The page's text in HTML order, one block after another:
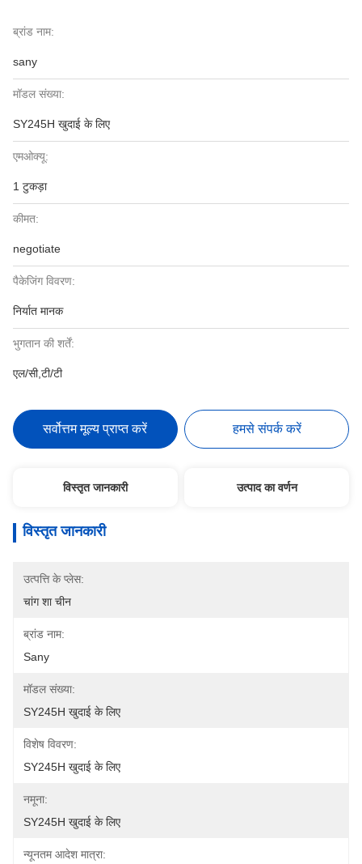
ब्रांड नाम:
sany
मॉडल संख्या:
SY245H खुदाई के लिए
एमओक्यू:
1 टुकड़ा
कीमत:
negotiate
पैकेजिंग विवरण:
निर्यात मानक
भुगतान की शर्तें:
एल/सी,टी/टी
सर्वोत्तम मूल्य प्राप्त करें हमसे संपर्क करें
विस्तृत जानकारी उत्पाद का वर्णन
विस्तृत जानकारी
उत्पत्ति के प्लेस:
चांग शा चीन
ब्रांड नाम:
Sany
मॉडल संख्या:
SY245H खुदाई के लिए
विशेष विवरण:
SY245H खुदाई के लिए
नमूना:
SY245H खुदाई के लिए
न्यूनतम आदेश मात्रा: